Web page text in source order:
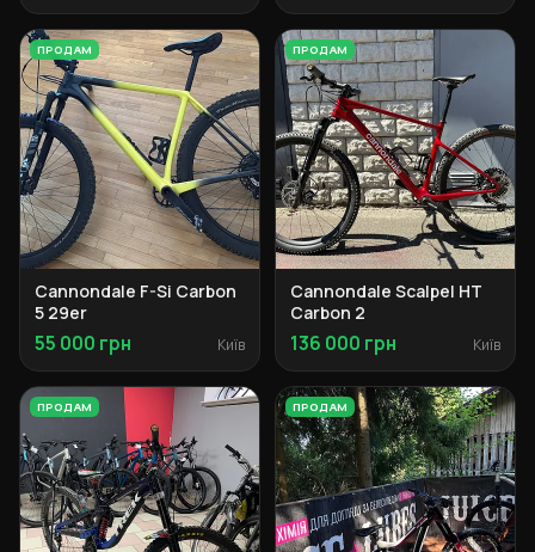
ПРОДАМ
Cannondale F-Si Carbon
5 29er
55 000 грн Київ
ПРОДАМ
Cannondale Scalpel HT
Carbon 2
136 000 грн Київ
ПРОДАМ ПРОДАМ